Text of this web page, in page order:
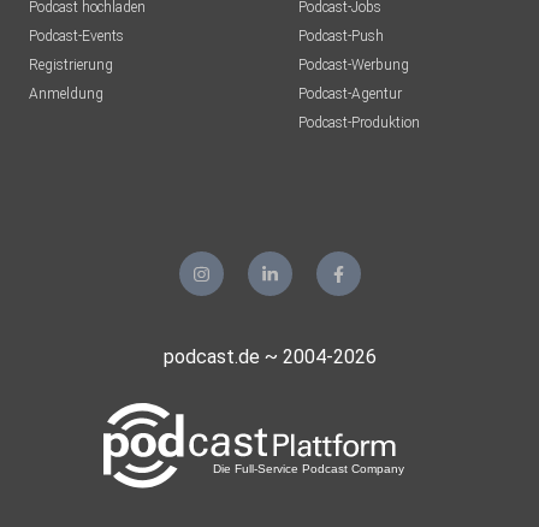
Podcast hochladen
Podcast-Events
Registrierung
Anmeldung
Podcast-Jobs
Podcast-Push
Podcast-Werbung
Podcast-Agentur
Podcast-Produktion
podcast.de ~ 2004-2026